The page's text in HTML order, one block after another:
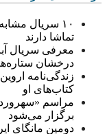
۱۰ سریال
تماشا دارند
معرفی سریال
درخشان
زندگی‌نامه
کتاب‌های او
مراسم
برگزار می‌شود
دومین مانگای